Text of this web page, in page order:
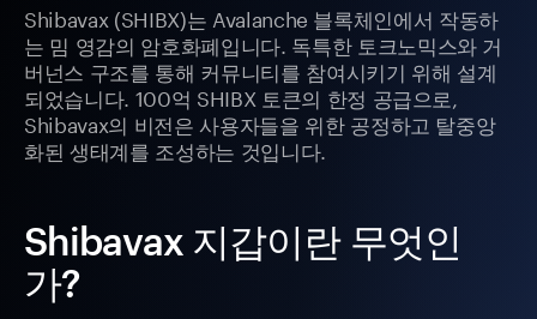
Shibavax (SHIBX)는 Avalanche 블록체인에서 작동하
는 밈 영감의 암호화폐입니다. 독특한 토크노믹스와 거
버넌스 구조를 통해 커뮤니티를 참여시키기 위해 설계
되었습니다. 100억 SHIBX 토큰의 한정 공급으로,
Shibavax의 비전은 사용자들을 위한 공정하고 탈중앙
화된 생태계를 조성하는 것입니다.
Shibavax 지갑이란 무엇인
가?